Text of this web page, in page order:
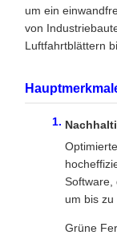
um ein
von
Luftfahrtblättern
Software,
um bis zu
Grüne